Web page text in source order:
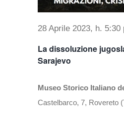
La dissoluzione
Sarajevo
28 Aprile 2023, h. 5:30
Museo Storico Italiano
Castelbarco, 7, Rovereto